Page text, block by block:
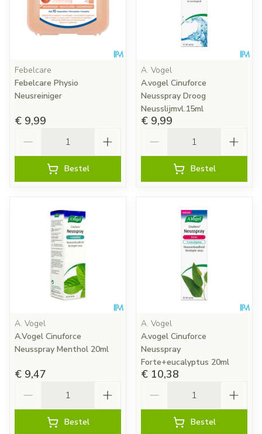
Febelcare
Febelcare Physio
Neusreiniger
€ 9,99
Bestel
A. Vogel
A.vogel Cinuforce
Neusspray Droog
Neusslijmvl.15ml
€ 9,99
Bestel
A. Vogel
A.Vogel Cinuforce
Neusspray Menthol 20ml
€ 9,47
Bestel
A. Vogel
A.vogel Cinuforce
Neusspray
Forte+eucalyptus 20ml
€ 10,38
Bestel